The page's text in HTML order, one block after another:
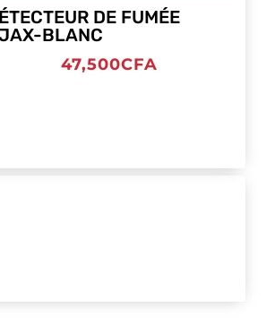
DE FUMÉE
BLANC
47,500CFA